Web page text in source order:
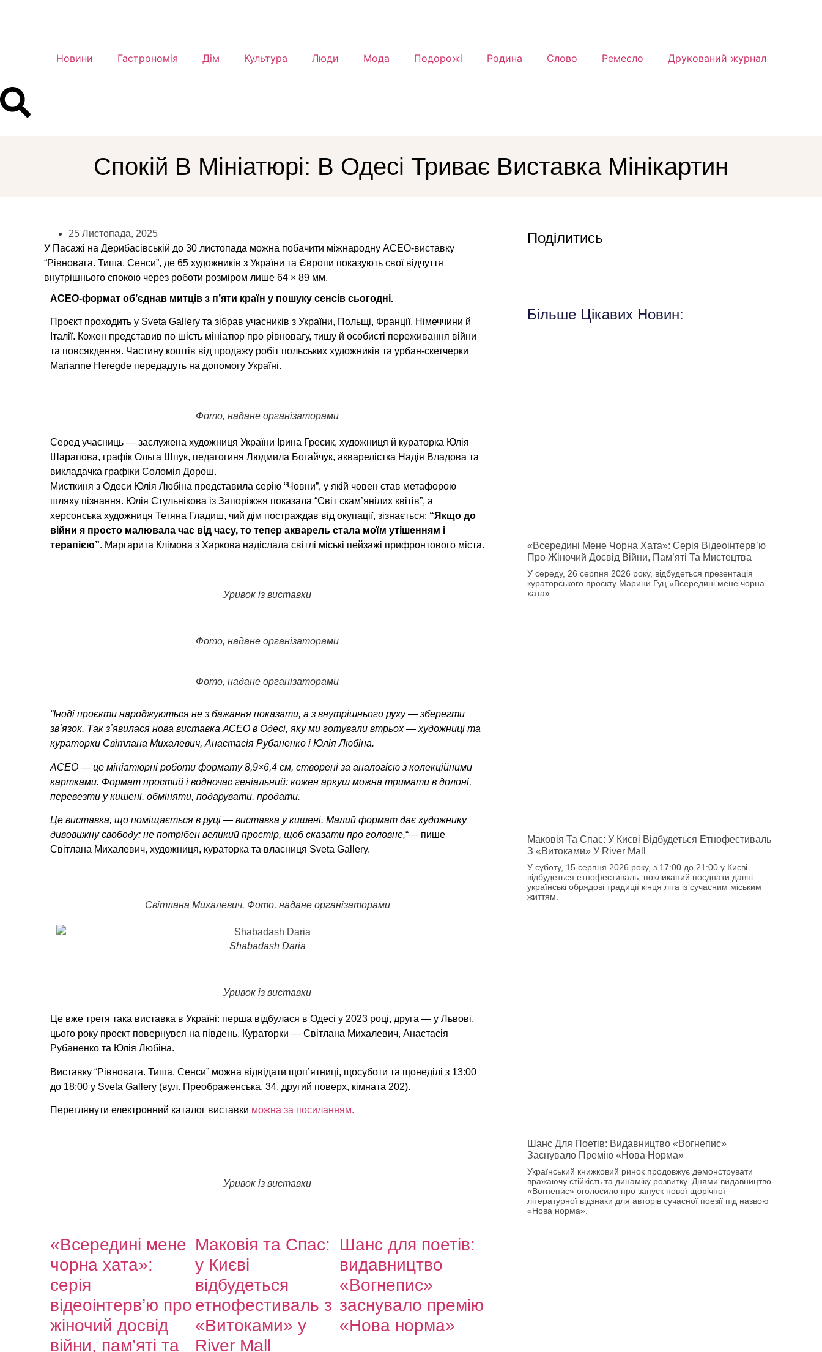
Новини Гастрономія Дім Культура Люди Мода Подорожі Родина Слово Ремесло Друкований журнал
Спокій В Мініатюрі: В Одесі Триває Виставка Мінікартин
25 Листопада, 2025
У Пасажі на Дерибасівській до 30 листопада можна побачити міжнародну ACEO-виставку
“Рівновага. Тиша. Сенси”, де 65 художників з України та Європи показують свої відчуття
внутрішнього спокою через роботи розміром лише 64 × 89 мм.
ACEO-формат об’єднав митців з п’яти країн у пошуку сенсів сьогодні.
Проєкт проходить у Sveta Gallery та зібрав учасників з України, Польщі, Франції, Німеччини й
Італії. Кожен представив по шість мініатюр про рівновагу, тишу й особисті переживання війни
та повсякдення. Частину коштів від продажу робіт польських художників та урбан-скетчерки
Marianne Heregde передадуть на допомогу Україні.
Фото, надане організаторами
Серед учасниць — заслужена художниця України Ірина Гресик, художниця й кураторка Юлія
Шарапова, графік Ольга Шпук, педагогиня Людмила Богайчук, акварелістка Надія Владова та
викладачка графіки Соломія Дорош.
Мисткиня з Одеси Юлія Любіна представила серію “Човни”, у якій човен став метафорою
шляху пізнання. Юлія Стульнікова із Запоріжжя показала “Світ скам’янілих квітів”, а
херсонська художниця Тетяна Гладиш, чий дім постраждав від окупації, зізнається: “Якщо до
війни я просто малювала час від часу, то тепер акварель стала моїм утішенням і
терапією”. Маргарита Клімова з Харкова надіслала світлі міські пейзажі прифронтового міста.
Уривок із виставки
Фото, надане організаторами
Фото, надане організаторами
“Іноді проєкти народжуються не з бажання показати, а з внутрішнього руху — зберегти
звʼязок. Так зʼявилася нова виставка АСЕО в Одесі, яку ми готували втрьох — художниці та
кураторки Світлана Михалевич, Анастасія Рубаненко і Юлія Любіна.
ACEO — це мініатюрні роботи формату 8,9×6,4 см, створені за аналогією з колекційними
картками. Формат простий і водночас геніальний: кожен аркуш можна тримати в долоні,
перевезти у кишені, обміняти, подарувати, продати.
Це виставка, що поміщається в руці — виставка у кишені. Малий формат дає художнику
дивовижну свободу: не потрібен великий простір, щоб сказати про головне,“— пише
Світлана Михалевич, художниця, кураторка та власниця Sveta Gallery.
Світлана Михалевич. Фото, надане організаторами
Shabadash Daria
Уривок із виставки
Це вже третя така виставка в Україні: перша відбулася в Одесі у 2023 році, друга — у Львові,
цього року проєкт повернувся на південь. Кураторки — Світлана Михалевич, Анастасія
Рубаненко та Юлія Любіна.
Виставку “Рівновага. Тиша. Сенси” можна відвідати щоп’ятниці, щосуботи та щонеділі з 13:00
до 18:00 у Sveta Gallery (вул. Преображенська, 34, другий поверх, кімната 202).
Переглянути електронний каталог виставки можна за посиланням.
Уривок із виставки
«Всередині мене
чорна хата»:
серія
відеоінтерв’ю про
жіночий досвід
війни, пам’яті та
Маковія та Спас:
у Києві
відбудеться
етнофестиваль з
«Витоками» у
River Mall
Шанс для поетів:
видавництво
«Вогнепис»
заснувало премію
«Нова норма»
Поділитись
Більше Цікавих Новин:
«Всередині Мене Чорна Хата»: Серія Відеоінтерв’ю
Про Жіночий Досвід Війни, Пам’яті Та Мистецтва
У середу, 26 серпня 2026 року, відбудеться презентація
кураторського проєкту Марини Гуц «Всередині мене чорна
хата».
Маковія Та Спас: У Києві Відбудеться Етнофестиваль
З «Витоками» У River Mall
У суботу, 15 серпня 2026 року, з 17:00 до 21:00 у Києві
відбудеться етнофестиваль, покликаний поєднати давні
українські обрядові традиції кінця літа із сучасним міським
життям.
Шанс Для Поетів: Видавництво «Вогнепис»
Заснувало Премію «Нова Норма»
Український книжковий ринок продовжує демонструвати
вражаючу стійкість та динаміку розвитку. Днями видавництво
«Вогнепис» оголосило про запуск нової щорічної
літературної відзнаки для авторів сучасної поезії під назвою
«Нова норма».